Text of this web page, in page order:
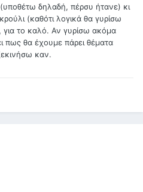
δηλαδή, πέρσυ ήτανε) κι
(καθότι λογικά θα γυρίσω
για το καλό. Αν γυρίσω ακόμα
πως θα έχουμε πάρει θέματα
καν.